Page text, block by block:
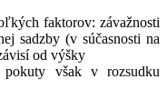
faktorov: závažnosti
sadzby (v súčasnosti na
od výšky
však v rozsudku